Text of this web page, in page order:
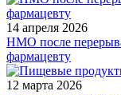
14 апреля 2026
НМО после
фармацевту
12 марта 2026